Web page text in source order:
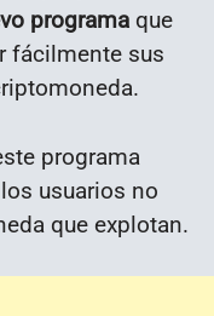
programa que
fácilmente sus
programa
usuarios no
que explotan.